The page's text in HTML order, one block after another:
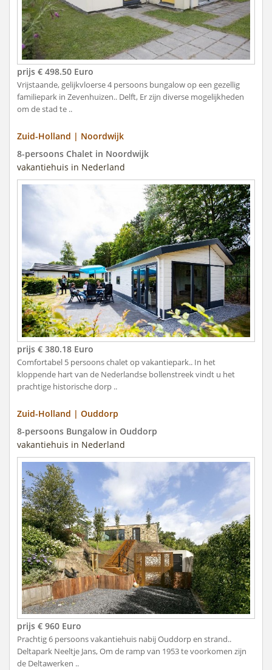
prijs € 498.50 Euro
Vrijstaande, gelijkvloerse 4 persoons bungalow op een gezellig
familiepark in Zevenhuizen.. Delft, Er zijn diverse mogelijkheden
om de stad te ..
Zuid-Holland | Noordwijk
8-persoons Chalet in Noordwijk
vakantiehuis in Nederland
prijs € 380.18 Euro
Comfortabel 5 persoons chalet op vakantiepark.. In het
kloppende hart van de Nederlandse bollenstreek vindt u het
prachtige historische dorp ..
Zuid-Holland | Ouddorp
8-persoons Bungalow in Ouddorp
vakantiehuis in Nederland
prijs € 960 Euro
Prachtig 6 persoons vakantiehuis nabij Ouddorp en strand..
Deltapark Neeltje Jans, Om de ramp van 1953 te voorkomen zijn
de Deltawerken ..